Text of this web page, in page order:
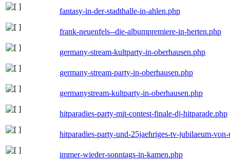
fantasy-in-der-stadthalle-in-ahlen.php
frank-neuenfels--die-albumpremiere-in-herten.php
germany-stream-kultparty-in-oberhausen.php
germany-stream-party-in-oberhausen.php
germanystream-kultparty-in-oberhausen.php
hitparadies-party-mit-contest-finale-dj-hitparade.php
hitparadies-party-und-25jaehriges-tv-jubilaeum-
immer-wieder-sonntags-in-kamen.php